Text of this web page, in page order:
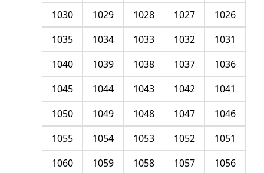
1026
1027
1028
1029
1030
1031
1032
1033
1034
1035
1036
1037
1038
1039
1040
1041
1042
1043
1044
1045
1046
1047
1048
1049
1050
1051
1052
1053
1054
1055
1056
1057
1058
1059
1060